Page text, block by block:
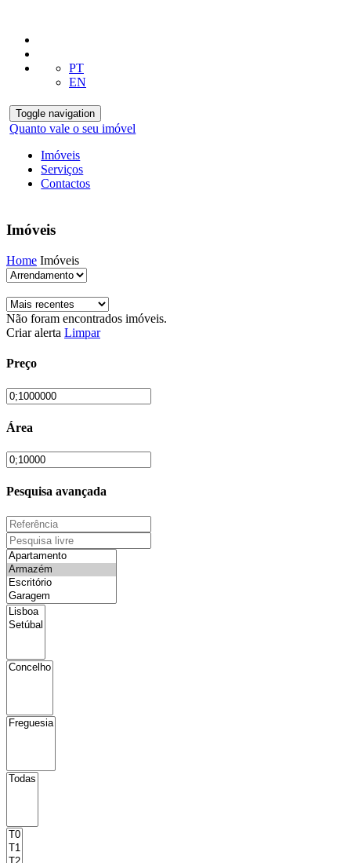
PT
EN
Toggle navigation
Quanto vale o seu imóvel
Imóveis
Serviços
Contactos
Imóveis
Home Imóveis
Não foram encontrados imóveis.
Criar alerta Limpar
Preço
Área
Pesquisa avançada